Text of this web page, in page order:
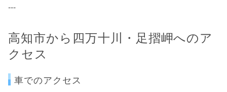
---
高知市から四万十川・足摺岬へのア
クセス
車でのアクセス